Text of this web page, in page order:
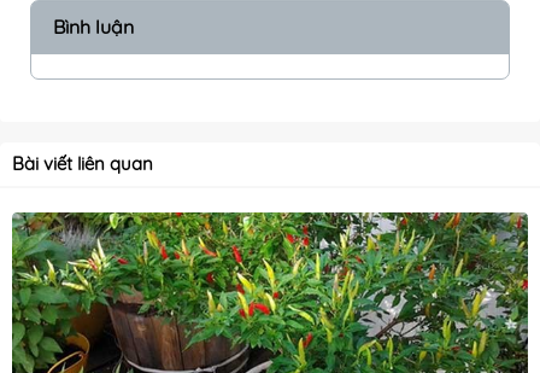
Bình luận
Bài viết liên quan